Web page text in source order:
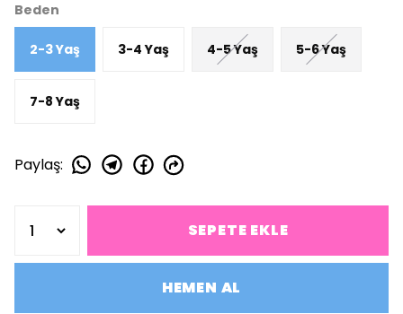
Beden
2-3 Yaş 3-4 Yaş 4-5 Yaş 5-6 Yaş
7-8 Yaş
Paylaş:
SEPETE EKLE
HEMEN AL